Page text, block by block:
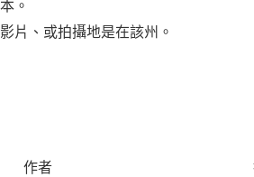
。
片、或拍攝地是在該州。
作者